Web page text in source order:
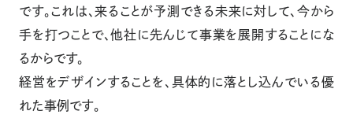
です。これは、来ることが予測できる未来に対して、今から
手を打つことで、他社に先んじて事業を展開することにな
るからです。
経営をデザインすることを、具体的に落とし込んでいる優
れた事例です。